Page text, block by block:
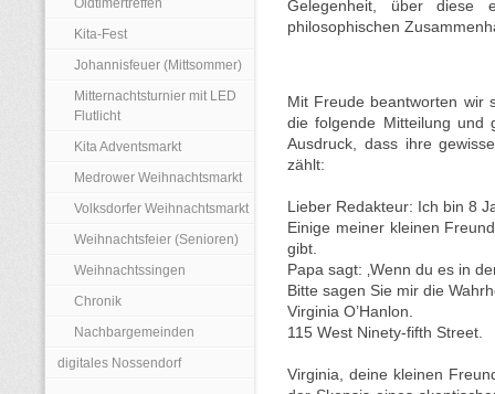
Oldtimertreffen
Kita-Fest
Johannisfeuer (Mittsommer)
Mitternachtsturnier mit LED
Flutlicht
Kita Adventsmarkt
Medrower Weihnachtsmarkt
Volksdorfer Weihnachtsmarkt
Weihnachtsfeier (Senioren)
Weihnachtssingen
Chronik
Nachbargemeinden
digitales Nossendorf
Gelegenheit, über diese
philosophischen
Mit Freude beantworten wir
die folgende Mitteilung und
Ausdruck, dass ihre
zählt:
Lieber Redakteur: Ich bin 8
Einige meiner kleinen
gibt.
Papa sagt: ‚Wenn du es in
Bitte sagen Sie mir die
Virginia O’Hanlon.
115 West Ninety-fifth Street.
Virginia, deine kleinen